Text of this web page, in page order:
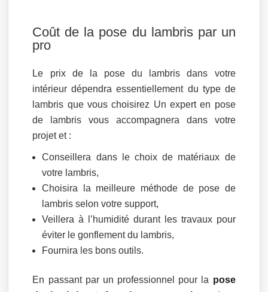
Coût de la pose du lambris par un
pro
Le prix de la pose du lambris dans votre
intérieur dépendra essentiellement du type de
lambris que vous choisirez Un expert en pose
de lambris vous accompagnera dans votre
projet et :
Conseillera dans le choix de matériaux de
votre lambris,
Choisira la meilleure méthode de pose de
lambris selon votre support,
Veillera à l’humidité durant les travaux pour
éviter le gonflement du lambris,
Fournira les bons outils.
En passant par un professionnel pour la pose